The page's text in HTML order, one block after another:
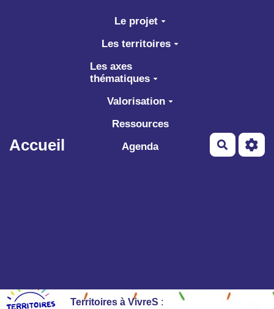
Aller au contenu principal
Accueil
Le projet
Les territoires
Les axes
thématiques
Valorisation
Ressources
Agenda
Territoires à VivreS :